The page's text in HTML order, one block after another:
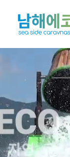
로
뛰
기
대가족 캠핑장
캠핑존